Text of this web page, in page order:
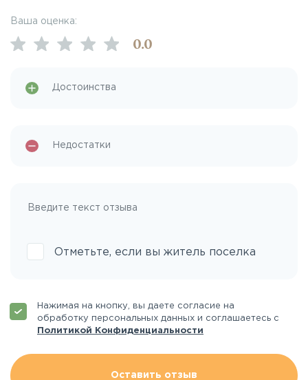
Ваша оценка:
0.0
Отметьте, если вы житель поселка
Нажимая на кнопку, вы даете согласие на
обработку персональных данных и соглашаетесь с
Политикой Конфиденциальности
Оставить отзыв